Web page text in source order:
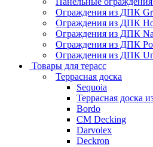
Ограждения из ДПК
Ограждения из ДПК
Ограждения из ДПК
Ограждения из ДПК
Ограждения из ДПК
Товары для терасс
Террасная доска
Sequoia
Террасная доска
Bordo
CM Decking
Darvolex
Deckron